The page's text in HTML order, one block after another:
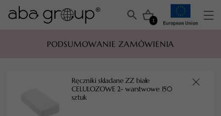
1
PODSUMOWANIE ZAMÓWIENIA
Ręczniki składane ZZ białe
CELULOZOWE 2- warstwowe 150
sztuk